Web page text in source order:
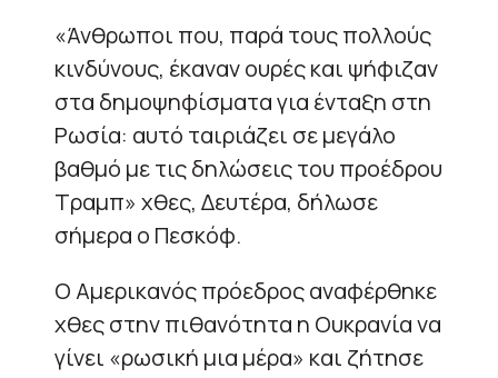
«Άνθρωποι που, παρά τους πολλούς
κινδύνους, έκαναν ουρές και ψήφιζαν
στα δημοψηφίσματα για ένταξη στη
Ρωσία: αυτό ταιριάζει σε μεγάλο
βαθμό με τις δηλώσεις του προέδρου
Τραμπ» χθες, Δευτέρα, δήλωσε
σήμερα ο Πεσκόφ.
Ο Αμερικανός πρόεδρος αναφέρθηκε
χθες στην πιθανότητα η Ουκρανία να
γίνει «ρωσική μια μέρα» και ζήτησε